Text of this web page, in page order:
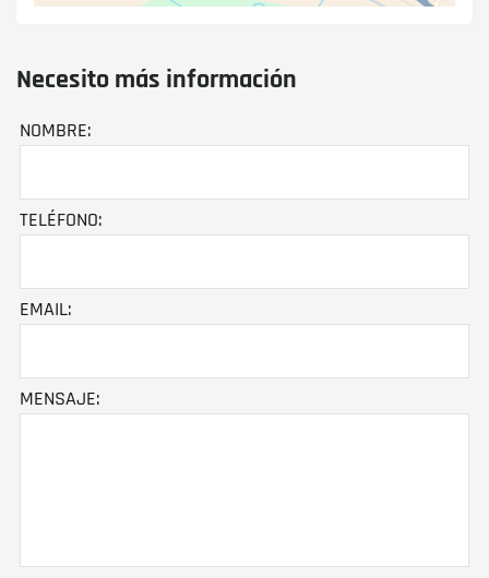
Necesito más información
NOMBRE:
TELÉFONO:
EMAIL:
MENSAJE: